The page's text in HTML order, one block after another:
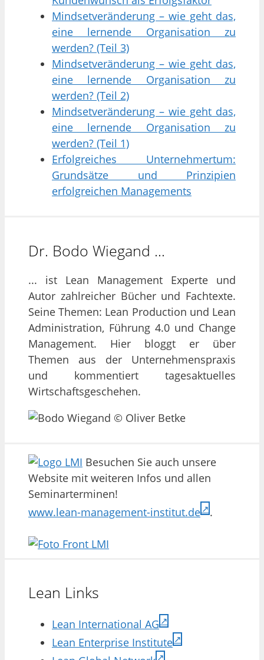
Mindsetveränderung – wie geht das,
eine lernende Organisation zu
werden? (Teil 3)
Mindsetveränderung – wie geht das,
eine lernende Organisation zu
werden? (Teil 2)
Mindsetveränderung – wie geht das,
eine lernende Organisation zu
werden? (Teil 1)
Erfolgreiches Unternehmertum:
Grundsätze und Prinzipien
erfolgreichen Managements
Dr. Bodo Wiegand …
... ist Lean Management Experte und
Autor zahlreicher Bücher und Fachtexte.
Seine Themen: Lean Production und Lean
Administration, Führung 4.0 und Change
Management. Hier bloggt er über
Themen aus der Unternehmenspraxis
und kommentiert tagesaktuelles
Wirtschaftsgeschehen.
Besuchen Sie auch unsere
Website mit weiteren Infos und allen
Seminarterminen!
www.lean-management-institut.de
.
Lean Links
Lean International AG
Lean Enterprise Institute